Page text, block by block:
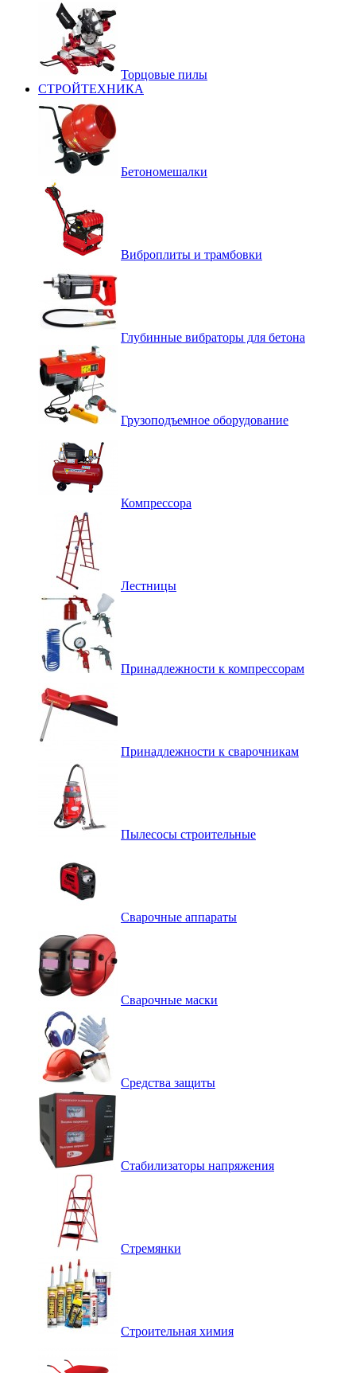
Торцовые пилы
СТРОЙТЕХНИКА
Бетономешалки
Виброплиты и трамбовки
Глубинные вибраторы для бетона
Грузоподъемное оборудование
Компрессора
Лестницы
Принадлежности к компрессорам
Принадлежности к сварочникам
Пылесосы строительные
Сварочные аппараты
Сварочные маски
Средства защиты
Стабилизаторы напряжения
Стремянки
Строительная химия